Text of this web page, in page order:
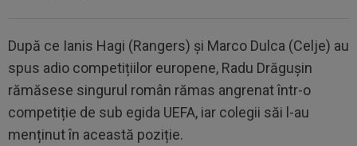
După ce Ianis Hagi (Rangers) și Marco Dulca (Celje) au
spus adio competițiilor europene, Radu Drăgușin
rămăsese singurul român rămas angrenat într-o
competiție de sub egida UEFA, iar colegii săi l-au
menținut în această poziție.